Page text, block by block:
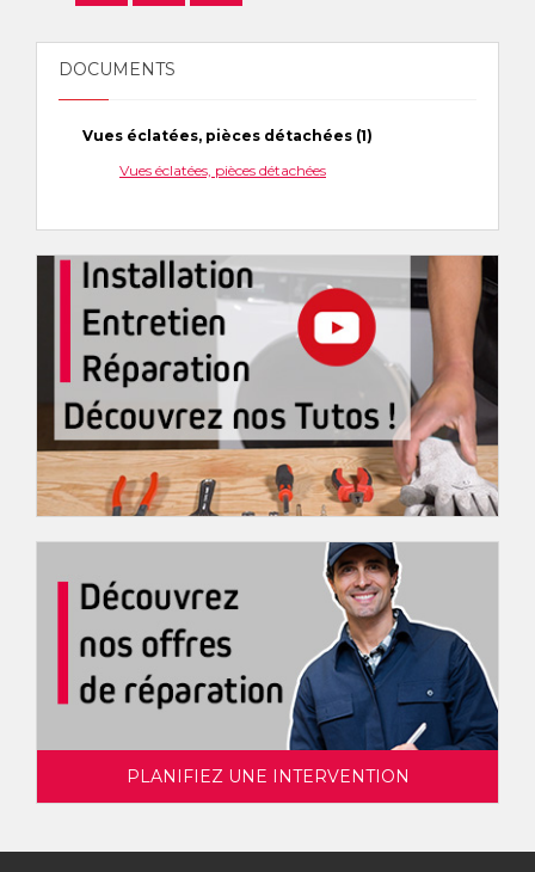
DOCUMENTS
Vues éclatées, pièces détachées (1)
Vues éclatées, pièces détachées
PLANIFIEZ UNE INTERVENTION